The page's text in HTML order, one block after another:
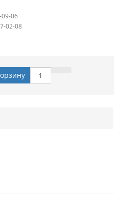
06
02-08